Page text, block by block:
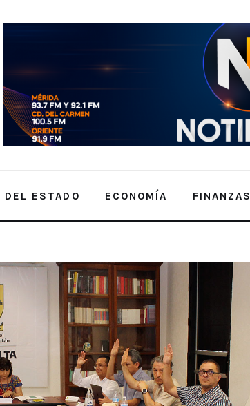
DEL ESTADO ECONOMÍA FINANZAS